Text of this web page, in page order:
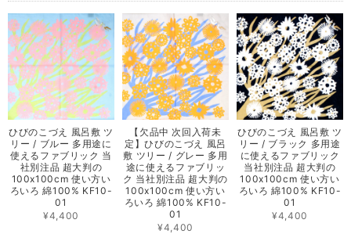
ひびのこづえ 風呂敷 ツ
リー / ブルー 多用途に
使えるファブリック 当
社別注品 超大判の
100x100cm 使い方い
ろいろ 綿100% KF10-
01
¥4,400
【欠品中 次回入荷未
定】ひびのこづえ 風呂
敷 ツリー / グレー 多用
途に使えるファブリッ
ク 当社別注品 超大判の
100x100cm 使い方い
ろいろ 綿100% KF10-
01
¥4,400
ひびのこづえ 風呂敷 ツ
リー / ブラック 多用途
に使えるファブリック
当社別注品 超大判の
100x100cm 使い方い
ろいろ 綿100% KF10-
01
¥4,400